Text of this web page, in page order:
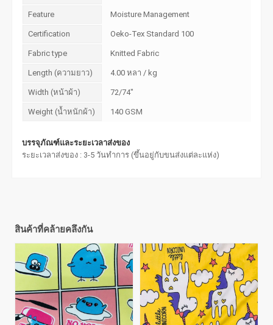
Feature Moisture Management
Certification Oeko-Tex Standard 100
Fabric type Knitted Fabric
Length (ความยาว) 4.00 หลา / kg
Width (หน้าผ้า) 72/74"
Weight (น้ำหนักผ้า) 140 GSM
บรรจุภัณฑ์และระยะเวลาส่งของ
ระยะเวลาส่งของ : 3-5 วันทำการ (ขึ้นอยู่กับขนส่งแต่ละแห่ง)
สินค้าที่คล้ายคลึงกัน